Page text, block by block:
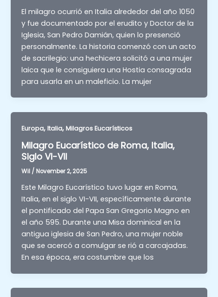
El milagro ocurrió en Italia alrededor del año 1050
y fue documentado por el erudito y Doctor de la
Iglesia, San Pedro Damián, quien lo presenció
personalmente. La historia comenzó con un acto
de sacrilegio: una hechicera solicitó a una mujer
laica que le consiguiera una Hostia consagrada
para usarla en un maleficio. La mujer
Europa,Italia,Milagros Eucarísticos
Milagro Eucarístico de Roma, Italia,
Siglo VI-VII
Wil / November 2, 2025
Este Milagro Eucarístico tuvo lugar en Roma,
Italia, en el siglo VI-VII, específicamente durante
el pontificado del Papa San Gregorio Magno en
el año 595. Durante una Misa dominical en la
antigua iglesia de San Pedro, una mujer noble
que se acercó a comulgar se rió a carcajadas.
En esa época, era costumbre que los